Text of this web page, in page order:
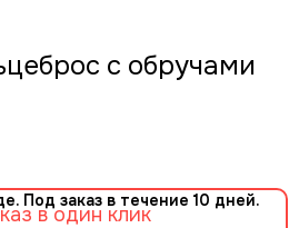
с обручами
Под заказ в течение 10 дней.
в один клик